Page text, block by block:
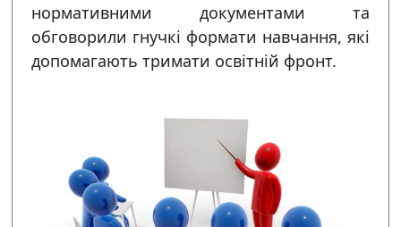
нормативними документами та
обговорили гнучкі формати навчання, які
допомагають тримати освітній фронт.